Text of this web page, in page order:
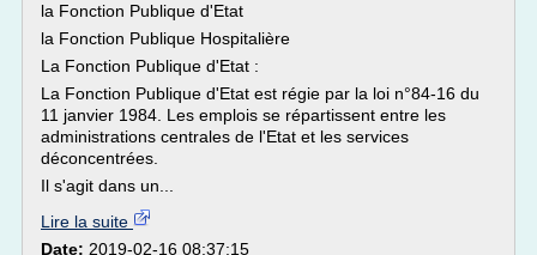
la Fonction Publique d'Etat
la Fonction Publique Hospitalière
La Fonction Publique d'Etat :
La Fonction Publique d'Etat est régie par la loi n°84-16 du
11 janvier 1984. Les emplois se répartissent entre les
administrations centrales de l'Etat et les services
déconcentrées.
Il s'agit dans un...
Lire la suite
Date: 2019-02-16 08:37:15